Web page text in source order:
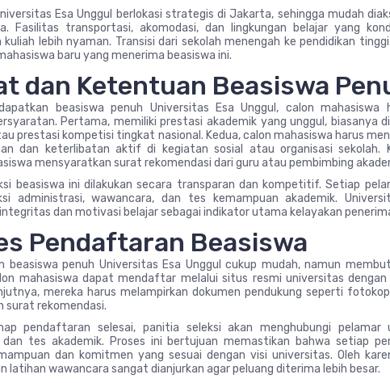
Esa Unggul berlokasi strategis di Jakarta, sehingga mudah
Fasilitas transportasi, akomodasi, dan lingkungan belajar yang
kuliah lebih nyaman. Transisi dari sekolah menengah ke pendidikan
baru yang menerima beasiswa ini.
dan Ketentuan Beasiswa
beasiswa penuh Universitas Esa Unggul, calon mahasiswa
Pertama, memiliki prestasi akademik yang unggul, biasanya
prestasi kompetisi tingkat nasional. Kedua, calon mahasiswa harus
dan keterlibatan aktif di kegiatan sosial atau organisasi sekolah.
mensyaratkan surat rekomendasi dari guru atau pembimbing
beasiswa ini dilakukan secara transparan dan kompetitif. Setiap
administrasi, wawancara, dan tes kemampuan akademik.
dan motivasi belajar sebagai indikator utama kelayakan
Pendaftaran Beasiswa
beasiswa penuh Universitas Esa Unggul cukup mudah, namun
mahasiswa dapat mendaftar melalui situs resmi universitas
mereka harus melampirkan dokumen pendukung seperti
surat rekomendasi.
pendaftaran selesai, panitia seleksi akan menghubungi pelamar
tes akademik. Proses ini bertujuan memastikan bahwa setiap
dan komitmen yang sesuai dengan visi universitas. Oleh
latihan wawancara sangat dianjurkan agar peluang diterima lebih besar.